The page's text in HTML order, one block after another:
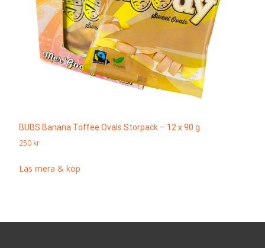
BUBS Banana Toffee Ovals Storpack – 12 x 90 g
250 kr
Läs mera & köp